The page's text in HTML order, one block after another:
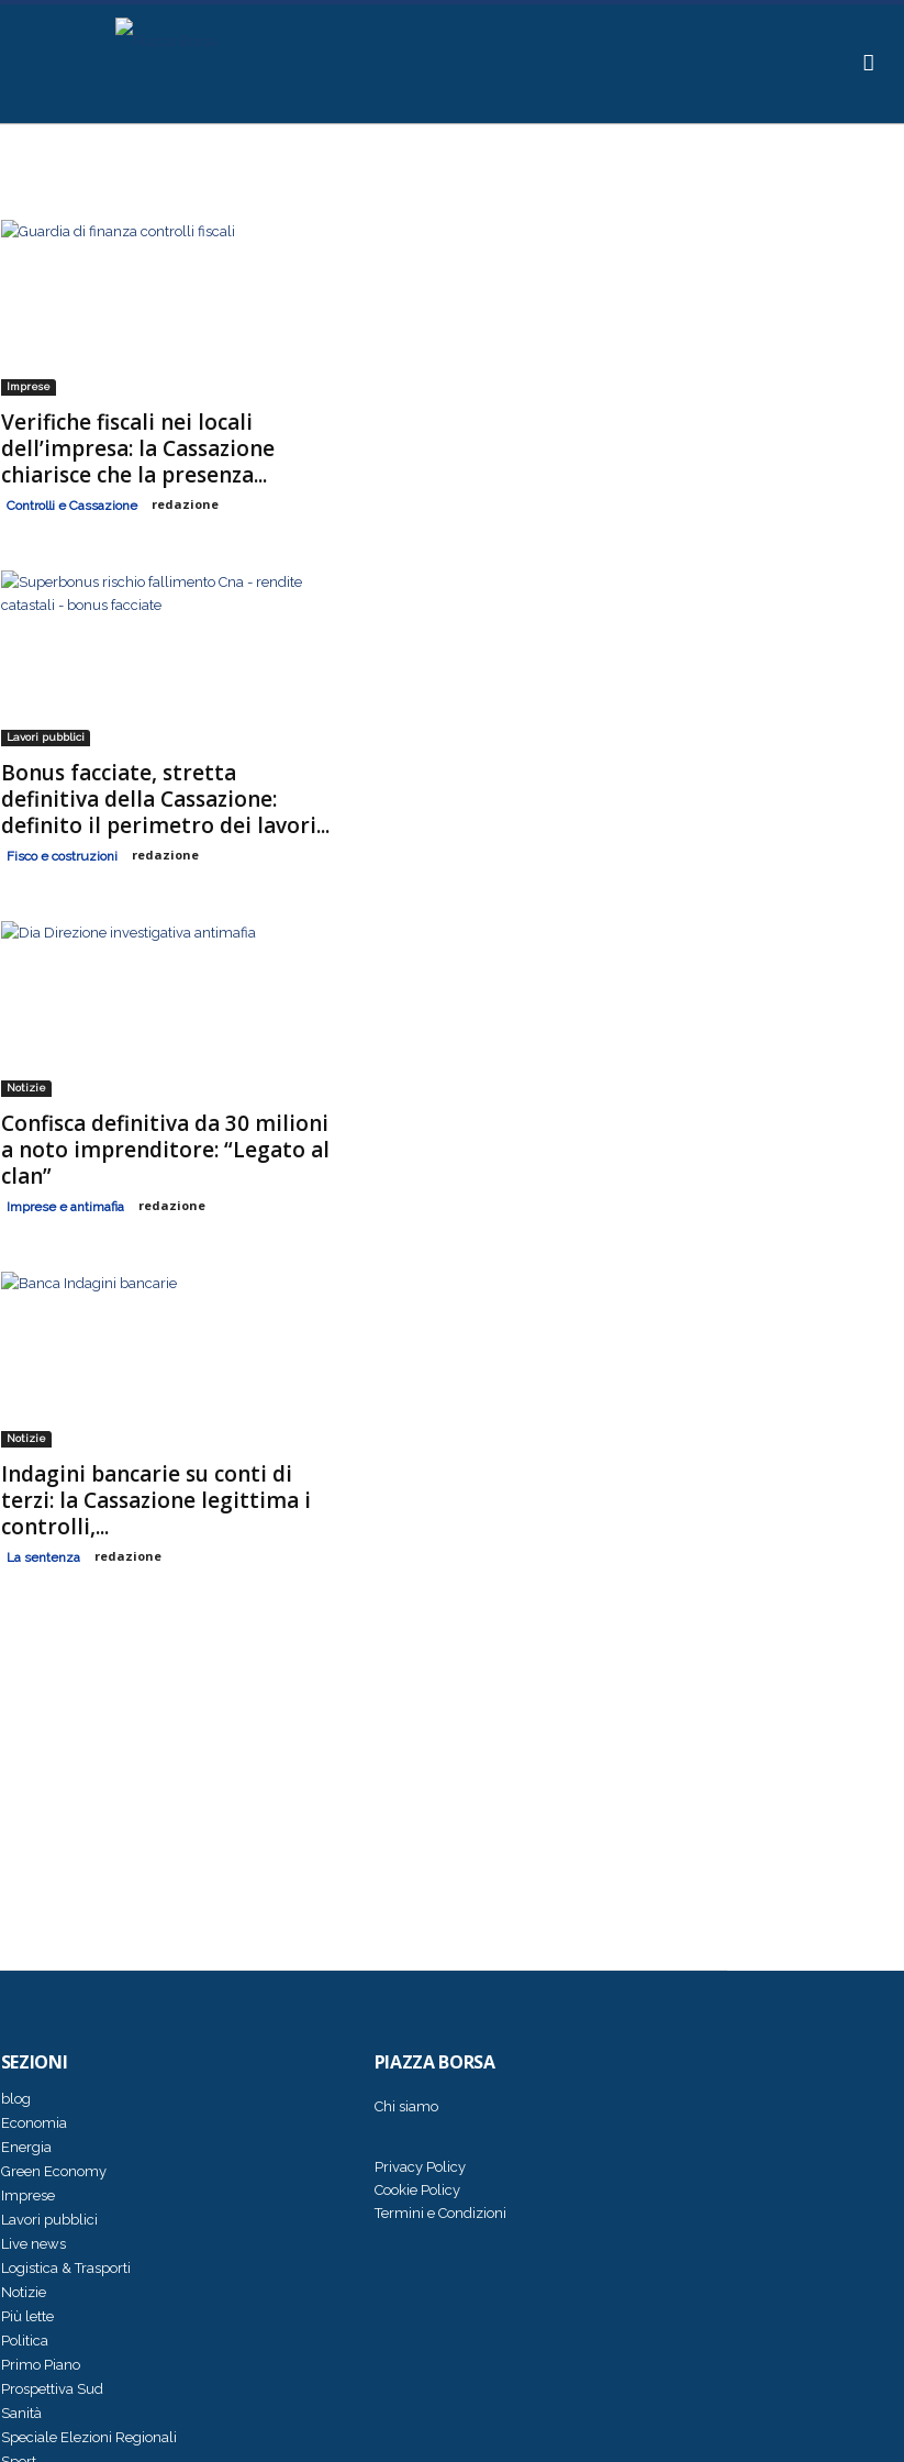
Imprese
Verifiche fiscali nei locali
dell’impresa: la Cassazione
chiarisce che la presenza...
Controlli e Cassazione redazione
Lavori pubblici
Bonus facciate, stretta
definitiva della Cassazione:
definito il perimetro dei lavori...
Fisco e costruzioni redazione
Notizie
Confisca definitiva da 30 milioni
a noto imprenditore: “Legato al
clan”
Imprese e antimafia redazione
Notizie
Indagini bancarie su conti di
terzi: la Cassazione legittima i
controlli,...
La sentenza redazione
SEZIONI
blog
Economia
Energia
Green Economy
Imprese
Lavori pubblici
Live news
Logistica & Trasporti
Notizie
Più lette
Politica
Primo Piano
Prospettiva Sud
Sanità
Speciale Elezioni Regionali
PIAZZA BORSA
Chi siamo
Privacy Policy
Cookie Policy
Termini e Condizioni